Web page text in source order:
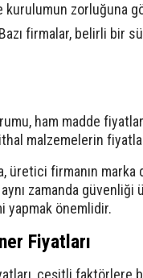
kurulumun zorluğuna
firmalar, belirli bir
ham madde
malzemelerin
üretici firmanın
zamanda
yapmak önemlidir.
Fiyatları
çeşitli faktörlere